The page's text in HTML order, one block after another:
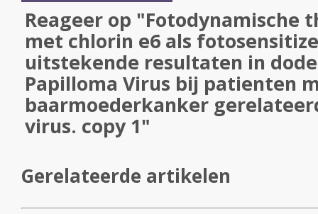
Reageer op "Fotodynamische
met chlorin e6 als
uitstekende resultaten in
Papilloma Virus bij patienten
baarmoederkanker
virus. copy 1"
Gerelateerde artikelen